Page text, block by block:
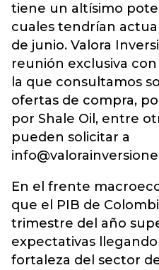
tiene un altísimo
cuales tendrían
de junio. Valora
reunión exclusiva
la que consultamos
ofertas de compra,
por Shale Oil, entre
pueden solicitar a
En el frente
que el PIB de
trimestre del año
expectativas llegando
fortaleza del sector